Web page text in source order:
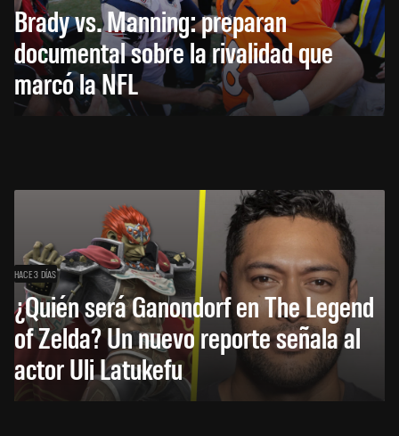
Brady vs. Manning: preparan
documental sobre la rivalidad que
marcó la NFL
HACE 3 DÍAS
¿Quién será Ganondorf en The Legend
of Zelda? Un nuevo reporte señala al
actor Uli Latukefu